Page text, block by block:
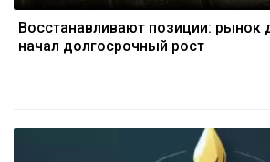
Восстанавливают позиции: рынок
начал долгосрочный рост